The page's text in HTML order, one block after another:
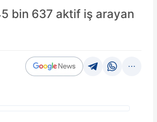
bin 637 aktif iş arayan